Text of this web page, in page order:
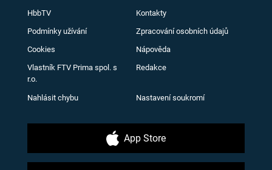
HbbTV Kontakty
Podmínky užívání Zpracování osobních údajů
Cookies Nápověda
Vlastník FTV Prima spol. s
r.o.
Redakce
Nahlásit chybu Nastavení soukromí
App Store